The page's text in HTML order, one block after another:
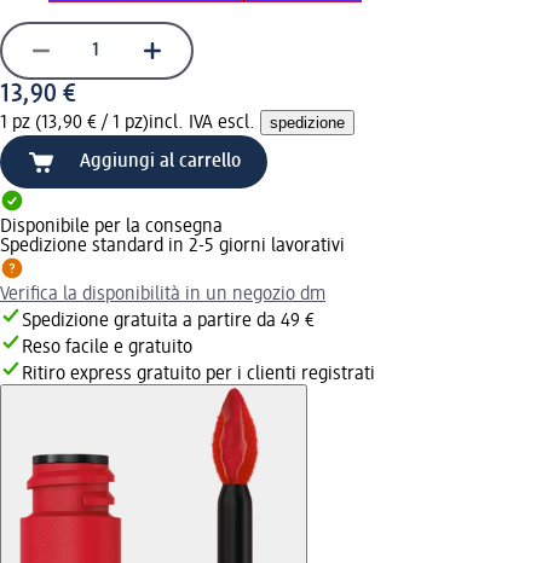
13,90 €
1 pz (13,90 € / 1 pz)incl. IVA escl. spedizione
Aggiungi al carrello
Disponibile per la consegna
Spedizione standard in 2-5 giorni lavorativi
Verifica la disponibilità in un negozio dm
Spedizione gratuita a partire da 49 €
Reso facile e gratuito
Ritiro express gratuito per i clienti registrati